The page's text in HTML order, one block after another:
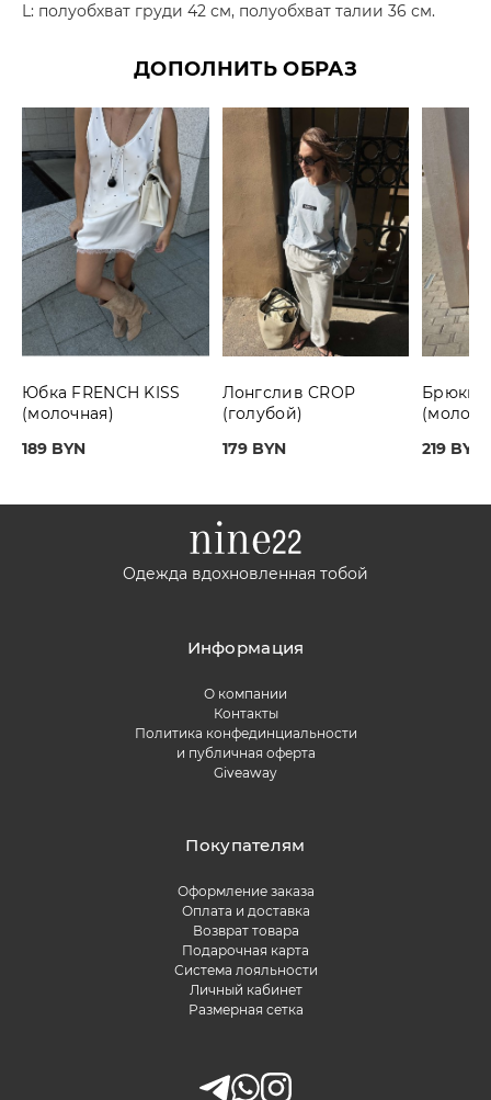
L: полуобхват груди 42 см, полуобхват талии 36 см.
ДОПОЛНИТЬ ОБРАЗ
Юбка FRENCH KISS
(молочная)
189 BYN
Лонгслив CROP
(голубой)
179 BYN
Брюки
219 BYN
Одежда вдохновленная тобой
Информация
О компании
Контакты
Политика конфединциальности
и публичная оферта
Giveaway
Покупателям
Оформление заказа
Оплата и доставка
Возврат товара
Подарочная карта
Система лояльности
Личный кабинет
Размерная сетка